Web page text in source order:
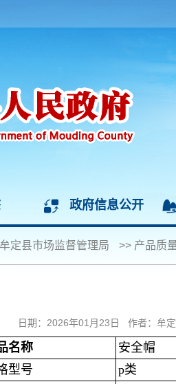
政府信息公开
牟定县市场监督管理局 >> 产品质
日期：2026年01月23日 作者：牟
名称
安全帽
型号
p类